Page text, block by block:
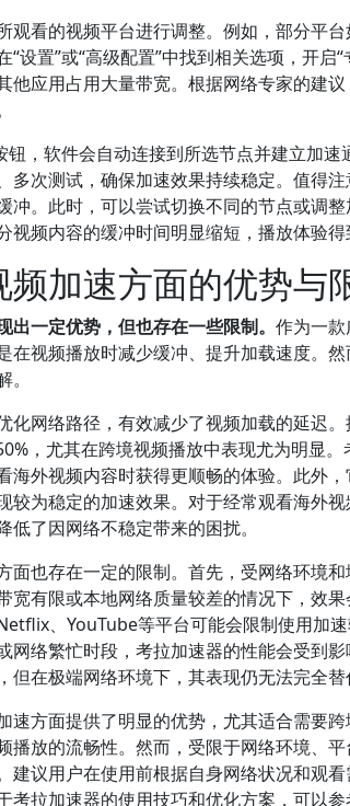
观看的视频平台进行调整。例如，部分平
设置”或“高级配置”中找到相关选项，开启
他应用占用大量带宽。根据网络专家的建
钮，软件会自动连接到所选节点并建立加
多次测试，确保加速效果持续稳定。值得
冲。此时，可以尝试切换不同的节点或调
视频内容的缓冲时间明显缩短，播放体验得
加速方面的优势与
一定优势，但也存在一些限制。 作为一
在视频播放时减少缓冲、提升加载速度。
化网络路径，有效减少了视频加载的延迟
，尤其在跨境视频播放中表现尤为明显
海外视频内容时获得更顺畅的体验。此外
较为稳定的加速效果。对于经常观看海外
了因网络不稳定带来的困扰。
面也存在一定的限制。首先，受网络环境
宽有限或本地网络质量较差的情况下，效
、YouTube等平台可能会限制使用加
网络繁忙时段，考拉加速器的性能会受到
在极端网络环境下，其表现仍无法完全替
速方面提供了明显的优势，尤其适合需要
播放的流畅性。然而，受限于网络环境、
建议用户在使用前根据自身网络状况和观
考拉加速器的使用技巧和优化方案，可以